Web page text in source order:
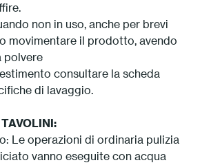
non in uso, anche per brevi
movimentare il prodotto, avendo
polvere
consultare la scheda
di lavaggio.
Le operazioni di ordinaria pulizia
vanno eseguite con acqua